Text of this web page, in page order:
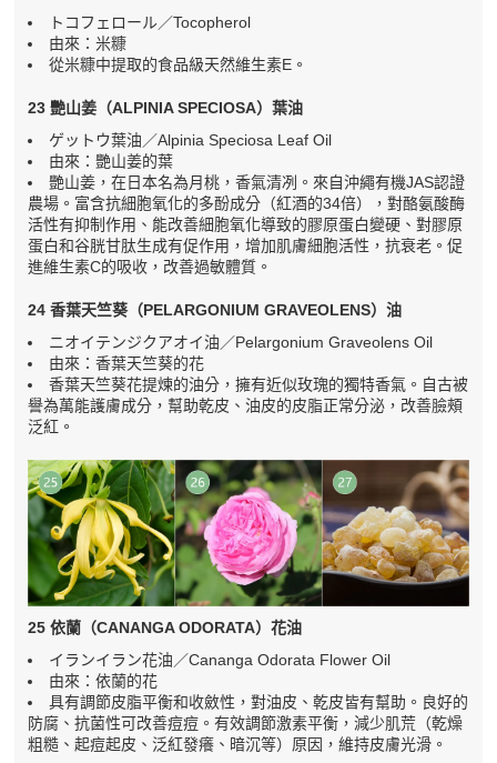
トコフェロール／Tocopherol
由來：米糠
從米糠中提取的食品級天然維生素E。
23 艷山姜（ALPINIA SPECIOSA）葉油
ゲットウ葉油／Alpinia Speciosa Leaf Oil
由來：艷山姜的葉
艷山姜，在日本名為月桃，香氣清冽。來自沖繩有機JAS認證
農場。富含抗細胞氧化的多酚成分（紅酒的34倍），對酪氨酸酶
活性有抑制作用、能改善細胞氧化導致的膠原蛋白變硬、對膠原
蛋白和谷胱甘肽生成有促作用，增加肌膚細胞活性，抗衰老。促
進維生素C的吸收，改善過敏體質。
24 香葉天竺葵（PELARGONIUM GRAVEOLENS）油
ニオイテンジクアオイ油／Pelargonium Graveolens Oil
由來：香葉天竺葵的花
香葉天竺葵花提煉的油分，擁有近似玫瑰的獨特香氣。自古被
譽為萬能護膚成分，幫助乾皮、油皮的皮脂正常分泌，改善臉頰
泛紅。
25 依蘭（CANANGA ODORATA）花油
イランイラン花油／Cananga Odorata Flower Oil
由來：依蘭的花
具有調節皮脂平衡和收斂性，對油皮、乾皮皆有幫助。良好的
防腐、抗菌性可改善痘痘。有效調節激素平衡，減少肌荒（乾燥
粗糙、起痘起皮、泛紅發癢、暗沉等）原因，維持皮膚光滑。